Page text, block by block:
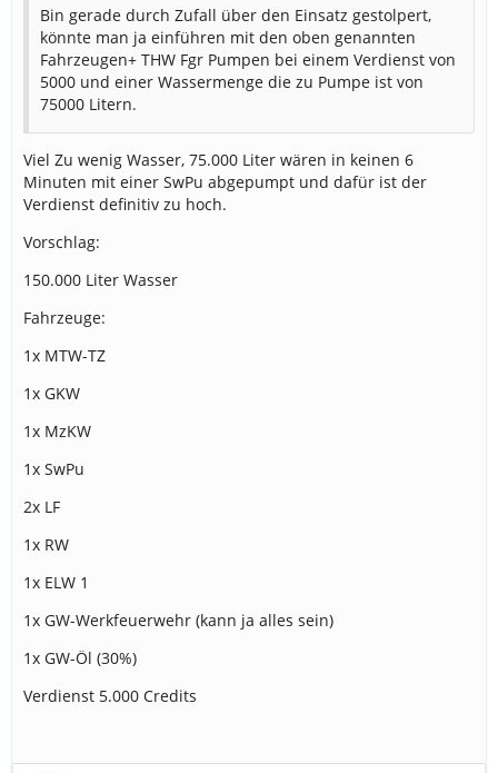
Bin gerade durch Zufall über den Einsatz gestolpert,
könnte man ja einführen mit den oben genannten
Fahrzeugen+ THW Fgr Pumpen bei einem Verdienst von
5000 und einer Wassermenge die zu Pumpe ist von
75000 Litern.
Viel Zu wenig Wasser, 75.000 Liter wären in keinen 6
Minuten mit einer SwPu abgepumpt und dafür ist der
Verdienst definitiv zu hoch.
Vorschlag:
150.000 Liter Wasser
Fahrzeuge:
1x MTW-TZ
1x GKW
1x MzKW
1x SwPu
2x LF
1x RW
1x ELW 1
1x GW-Werkfeuerwehr (kann ja alles sein)
1x GW-Öl (30%)
Verdienst 5.000 Credits